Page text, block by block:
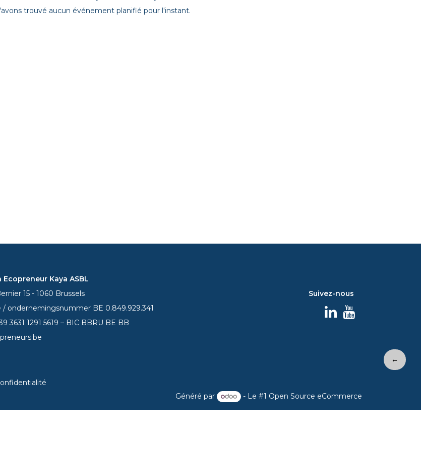
trouvé aucun événement planifié pour l'instant.
Suivez-nous
←
Kaya ASBL
15 - 1060 Brussels
/ ondernemingsnummer BE 0.849.929.341
3631 1291 5619 – BIC BBRU BE BB
Généré par - Le #1 Open Source eCommerce